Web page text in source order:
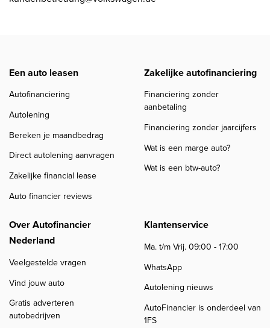
Een auto leasen
Autofinanciering
Autolening
Bereken je maandbedrag
Direct autolening aanvragen
Zakelijke financial lease
Auto financier reviews
Zakelijke autofinanciering
Financiering zonder
aanbetaling
Financiering zonder jaarcijfers
Wat is een marge auto?
Wat is een btw-auto?
Over Autofinancier
Nederland
Veelgestelde vragen
Vind jouw auto
Gratis adverteren
autobedrijven
Klantenservice
Ma. t/m Vrij. 09:00 - 17:00
WhatsApp
Autolening nieuws
AutoFinancier is onderdeel van
1FS